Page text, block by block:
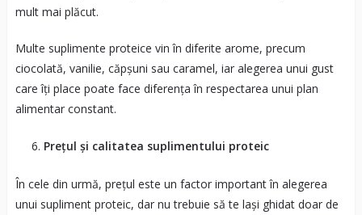
mult mai plăcut.
Multe suplimente proteice vin în diferite arome, precum
ciocolată, vanilie, căpșuni sau caramel, iar alegerea unui gust
care îți place poate face diferența în respectarea unui plan
alimentar constant.
Prețul și calitatea suplimentului proteic
În cele din urmă, prețul este un factor important în alegerea
unui supliment proteic, dar nu trebuie să te lași ghidat doar de